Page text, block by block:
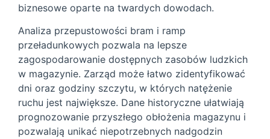
biznesowe oparte na twardych dowodach.
Analiza przepustowości bram i ramp
przeładunkowych pozwala na lepsze
zagospodarowanie dostępnych zasobów ludzkich
w magazynie. Zarząd może łatwo zidentyfikować
dni oraz godziny szczytu, w których natężenie
ruchu jest największe. Dane historyczne ułatwiają
prognozowanie przyszłego obłożenia magazynu i
pozwalają unikać niepotrzebnych nadgodzin